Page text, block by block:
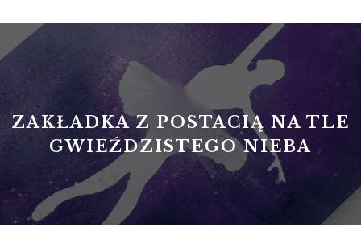
ZAKŁADKA Z POSTACIĄ NA TLE
GWIEŹDZISTEGO NIEBA